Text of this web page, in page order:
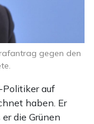
Politiker auf
haben. Er
die Grünen
gegen den